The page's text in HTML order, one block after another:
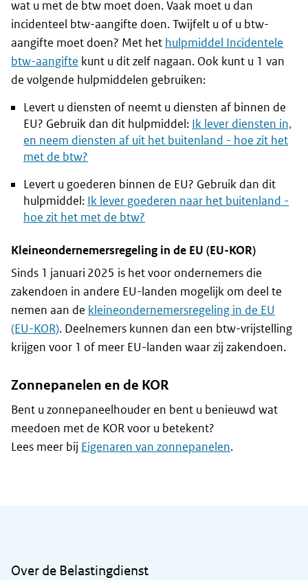
wat u met de btw moet doen. Vaak moet u dan
incidenteel btw-aangifte doen. Twijfelt u of u btw-
aangifte moet doen? Met het hulpmiddel Incidentele
btw-aangifte kunt u dit zelf nagaan. Ook kunt u 1 van
de volgende hulpmiddelen gebruiken:
Levert u diensten of neemt u diensten af binnen de
EU? Gebruik dan dit hulpmiddel: Ik lever diensten in,
en neem diensten af uit het buitenland - hoe zit het
met de btw?
Levert u goederen binnen de EU? Gebruik dan dit
hulpmiddel: Ik lever goederen naar het buitenland -
hoe zit het met de btw?
Kleineondernemersregeling in de EU (EU-KOR)
Sinds 1 januari 2025 is het voor ondernemers die
zakendoen in andere EU-landen mogelijk om deel te
nemen aan de kleineondernemersregeling in de EU
(EU-KOR). Deelnemers kunnen dan een btw-vrijstelling
krijgen voor 1 of meer EU-landen waar zij zakendoen.
Zonnepanelen en de KOR
Bent u zonnepaneelhouder en bent u benieuwd wat
meedoen met de KOR voor u betekent?
Lees meer bij Eigenaren van zonnepanelen.
Over de Belastingdienst